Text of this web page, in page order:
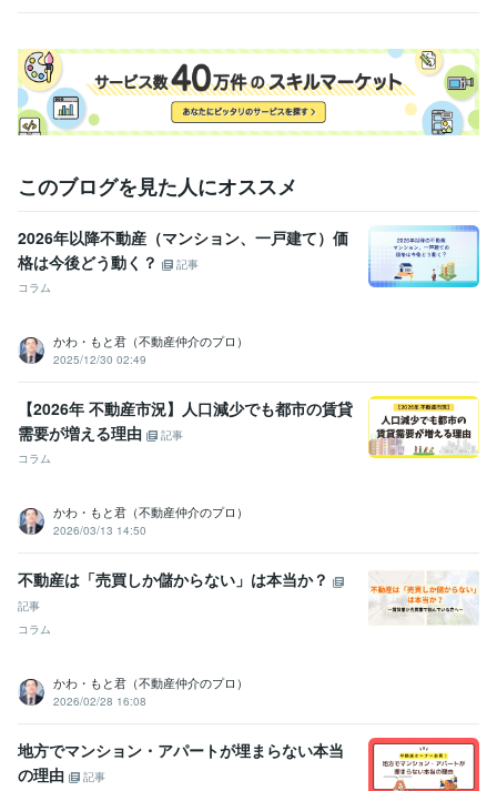
このブログを見た人にオススメ
2026年以降不動産（マンション、一戸建て）価
格は今後どう動く？
記事
コラム
かわ・もと君（不動産仲介のプロ）
2025/12/30 02:49
【2026年 不動産市況】人口減少でも都市の賃貸
需要が増える理由
記事
コラム
かわ・もと君（不動産仲介のプロ）
2026/03/13 14:50
不動産は「売買しか儲からない」は本当か？
記事
コラム
かわ・もと君（不動産仲介のプロ）
2026/02/28 16:08
地方でマンション・アパートが埋まらない本当
の理由
記事